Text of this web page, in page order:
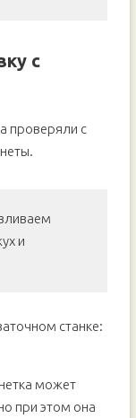
с
проверяли с
и
может
при этом она